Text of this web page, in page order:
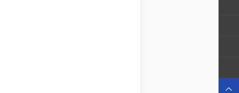
